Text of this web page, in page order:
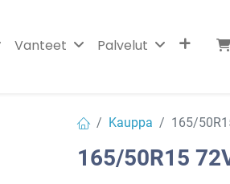
Vanteet Palvelut
Kauppa 165/
165/50R15